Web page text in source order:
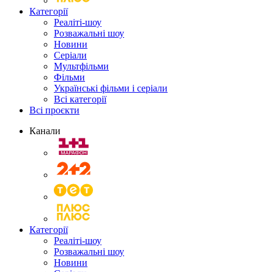
Категорії
Реаліті-шоу
Розважальні шоу
Новини
Серіали
Мультфільми
Фільми
Українські фільми і серіали
Всі категорії
Всі проєкти
Канали
Категорії
Реаліті-шоу
Розважальні шоу
Новини